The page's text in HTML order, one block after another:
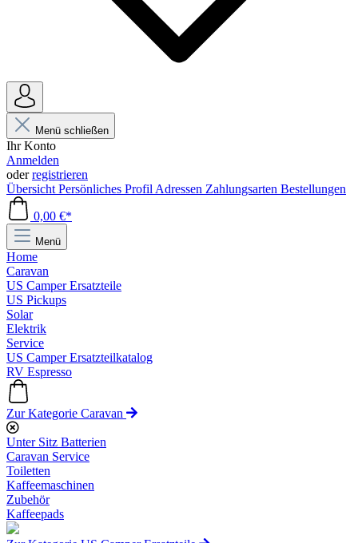
Menü schließen
Ihr Konto
Anmelden
oderregistrieren
Übersicht Persönliches Profil Adressen Zahlungsarten Bestellungen
0,00 €*
Menü
Home
Caravan
US Camper Ersatzteile
US Pickups
Solar
Elektrik
Service
US Camper Ersatzteilkatalog
RV Espresso
Zur Kategorie Caravan
Unter Sitz Batterien
Caravan Service
Toiletten
Kaffeemaschinen
Zubehör
Kaffeepads